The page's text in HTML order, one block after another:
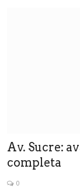
Av. Sucre:
completa
0